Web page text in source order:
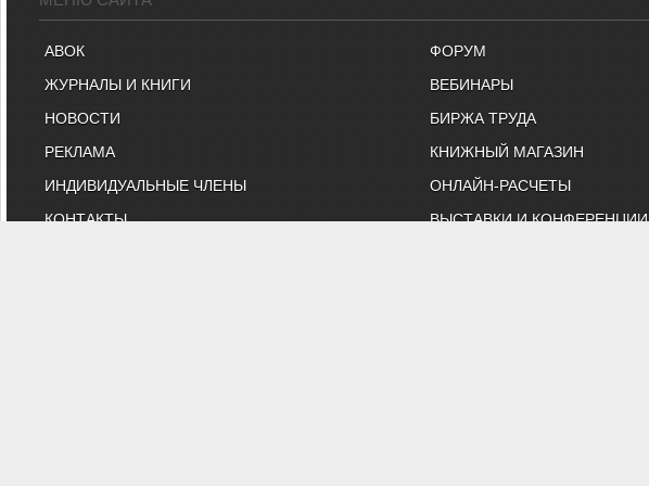
АВОК
ЖУРНАЛЫ И КНИГИ
НОВОСТИ
РЕКЛАМА
ИНДИВИДУАЛЬНЫЕ ЧЛЕНЫ
КОНТАКТЫ
ФОРУМ
ВЕБИНАРЫ
БИРЖА ТРУДА
КНИЖНЫЙ МАГАЗИН
ОНЛАЙН-РАСЧЕТЫ
ВЫСТАВКИ И КОНФЕРЕНЦИИ